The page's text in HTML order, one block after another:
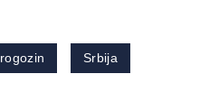
rogozin Srbija